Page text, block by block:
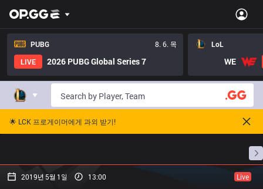
PUBG
8. 6. 목
LIVE
2026 PUBG Global Series 7
LoL
WE
🌟 LCK 프로게이머에게 과외 받기!
프로빌
2019년 5월 1일 13:00 Live